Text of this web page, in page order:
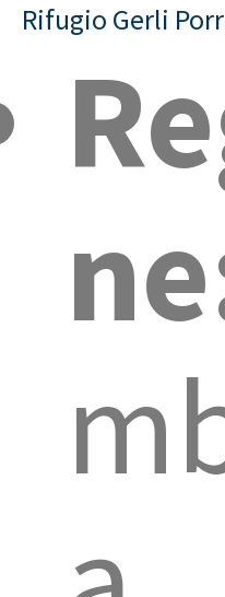
Rifugio Gerli